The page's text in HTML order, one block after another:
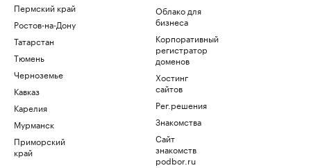
Пермский край
Ростов-на-Дону
Татарстан
Тюмень
Черноземье
Кавказ
Карелия
Мурманск
Приморский
край
Облако для
бизнеса
Корпоративный
регистратор
доменов
Хостинг
сайтов
Рег.решения
Знакомства
Сайт
знакомств
podbor.ru